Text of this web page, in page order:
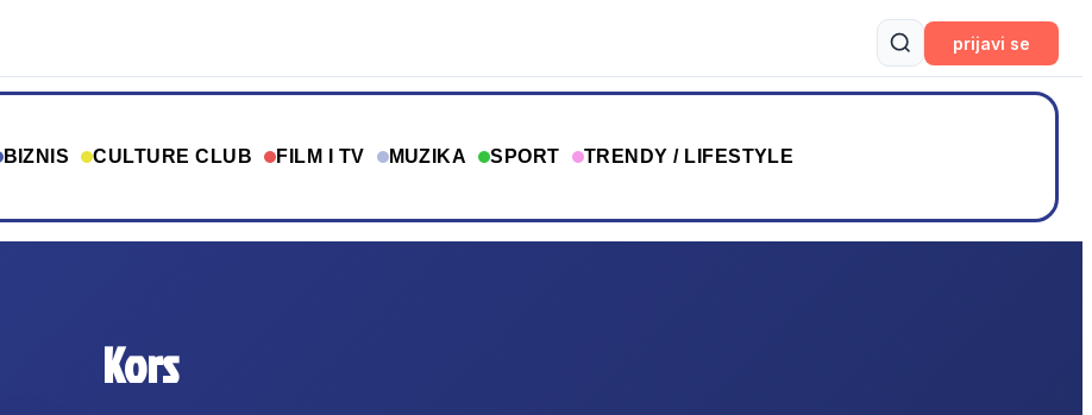
prijavi se
BIZNIS CULTURE CLUB FILM I TV MUZIKA SPORT TRENDY / LIFESTYLE
Kors